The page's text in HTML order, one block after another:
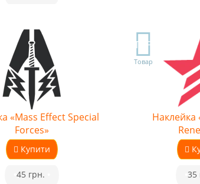
«Mass Effect Special
Forces»
Купити
45 грн.
TOP
Товар
Наклейка
35